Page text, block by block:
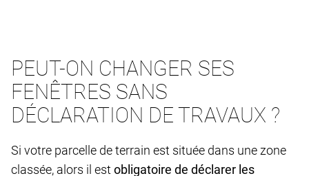
PEUT-ON CHANGER SES
FENÊTRES SANS
DÉCLARATION DE TRAVAUX ?
Si votre parcelle de terrain est située dans une zone
classée, alors il est obligatoire de déclarer les